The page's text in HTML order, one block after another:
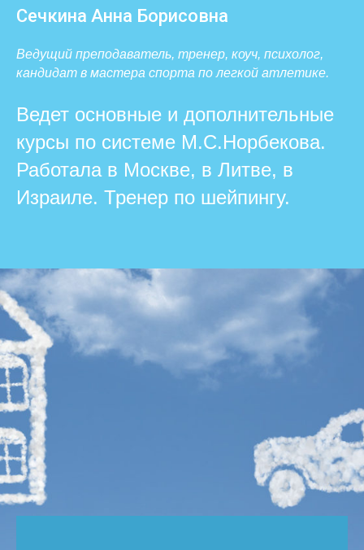
Сечкина Анна Борисовна
Ведущий преподаватель, тренер, коуч, психолог,
кандидат в мастера спорта по легкой атлетике.
Ведет основные и дополнительные
курсы по системе М.С.Норбекова.
Работала в Москве, в Литве, в
Израиле. Тренер по шейпингу.